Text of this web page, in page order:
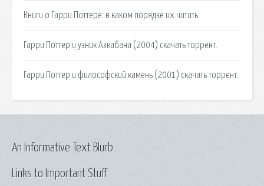
Книги о Гарри Поттере: в каком порядке их читать.
Гарри Поттер и узник Азкабана (2004) скачать торрент.
Гарри Поттер и философский камень (2001) скачать торрент.
Links to Important Stuff
An Informative Text Blurb